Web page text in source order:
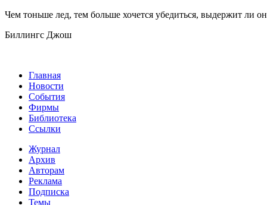
Чем тоньше лед, тем больше хочется убедиться, выдержит ли
Биллингс Джош
Главная
Новости
События
Фирмы
Библиотека
Ссылки
Журнал
Архив
Авторам
Реклама
Подписка
Темы